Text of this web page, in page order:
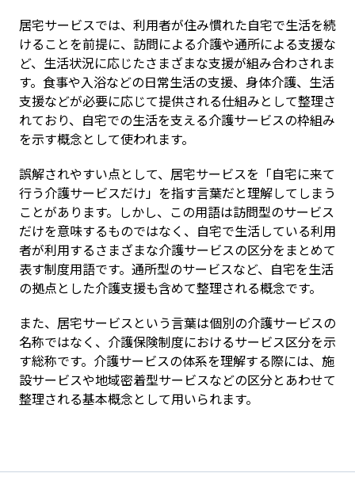
居宅サービスでは、利用者が住み慣れた自宅で生活を続
けることを前提に、訪問による介護や通所による支援な
ど、生活状況に応じたさまざまな支援が組み合わされま
す。食事や入浴などの日常生活の支援、身体介護、生活
支援などが必要に応じて提供される仕組みとして整理さ
れており、自宅での生活を支える介護サービスの枠組み
を示す概念として使われます。
誤解されやすい点として、居宅サービスを「自宅に来て
行う介護サービスだけ」を指す言葉だと理解してしまう
ことがあります。しかし、この用語は訪問型のサービス
だけを意味するものではなく、自宅で生活している利用
者が利用するさまざまな介護サービスの区分をまとめて
表す制度用語です。通所型のサービスなど、自宅を生活
の拠点とした介護支援も含めて整理される概念です。
また、居宅サービスという言葉は個別の介護サービスの
名称ではなく、介護保険制度におけるサービス区分を示
す総称です。介護サービスの体系を理解する際には、施
設サービスや地域密着型サービスなどの区分とあわせて
整理される基本概念として用いられます。